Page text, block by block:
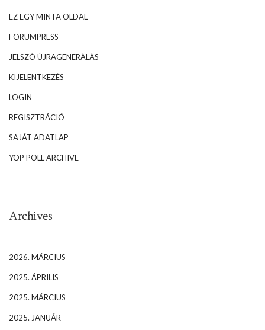
EZ EGY MINTA OLDAL
FORUMPRESS
JELSZÓ ÚJRAGENERÁLÁS
KIJELENTKEZÉS
LOGIN
REGISZTRÁCIÓ
SAJÁT ADATLAP
YOP POLL ARCHIVE
Archives
2026. MÁRCIUS
2025. ÁPRILIS
2025. MÁRCIUS
2025. JANUÁR